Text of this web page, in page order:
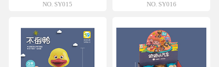
NO. SY015
NO. SY016